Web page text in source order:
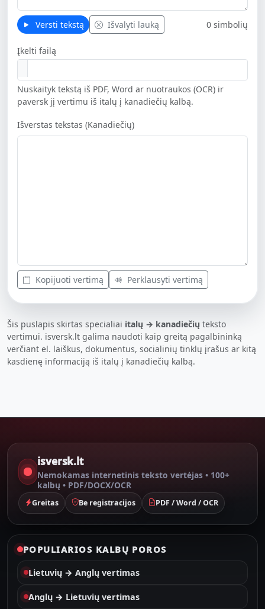
Versti tekstą Išvalyti lauką 0 simbolių
Įkelti failą
Nuskaityk tekstą iš PDF, Word ar nuotraukos (OCR) ir
paversk jį vertimu iš italų į kanadiečių kalbą.
Išverstas tekstas (Kanadiečių)
Kopijuoti vertimą Perklausyti vertimą
Šis puslapis skirtas specialiai italų → kanadiečių teksto
vertimui. isversk.lt galima naudoti kaip greitą pagalbininką
verčiant el. laiškus, dokumentus, socialinių tinklų įrašus ar kitą
kasdienę informaciją iš italų į kanadiečių kalbą.
isversk.lt
Nemokamas internetinis teksto vertėjas • 100+
kalbų • PDF/DOCX/OCR
Greitas Be registracijos PDF / Word / OCR
POPULIARIOS KALBŲ POROS
Lietuvių → Anglų vertimas
Anglų → Lietuvių vertimas